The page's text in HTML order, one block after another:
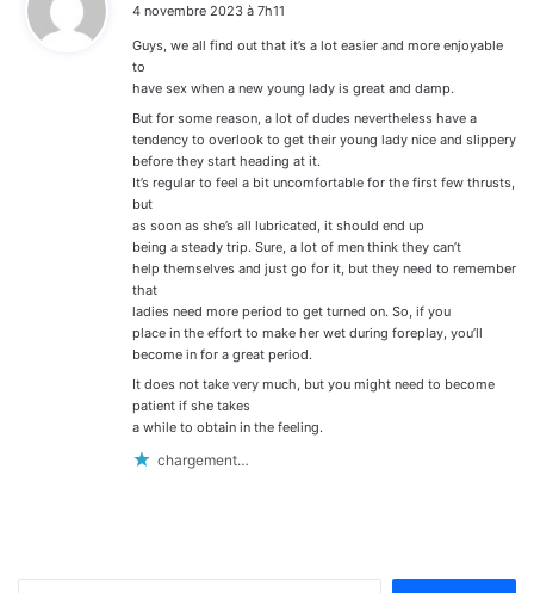
t
4 novembre 2023 à 7h11
Guys, we all find out that it’s a lot easier and more enjoyable
to
have sex when a new young lady is great and damp.
But for some reason, a lot of dudes nevertheless have a
tendency to overlook to get their young lady nice and slippery
before they start heading at it.
It’s regular to feel a bit uncomfortable for the first few thrusts,
but
as soon as she’s all lubricated, it should end up
being a steady trip. Sure, a lot of men think they can’t
help themselves and just go for it, but they need to remember
that
ladies need more period to get turned on. So, if you
place in the effort to make her wet during foreplay, you’ll
become in for a great period.
It does not take very much, but you might need to become
patient if she takes
a while to obtain in the feeling.
chargement…